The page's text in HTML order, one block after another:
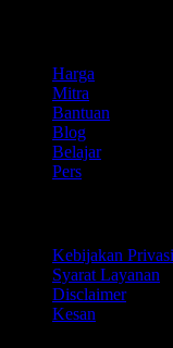
Harga
Mitra
Bantuan
Blog
Belajar
Pers
Kebijakan Privasi
Syarat Layanan
Disclaimer
Kesan